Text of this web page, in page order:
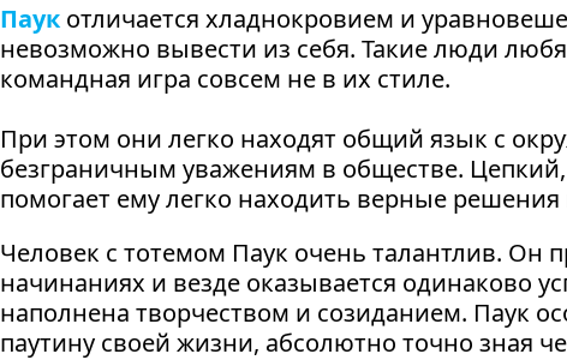
Паук отличается хладнокровием и
невозможно вывести из себя. Такие люди
командная игра совсем не в их стиле.
При этом они легко находят общий язык с
безграничным уважениям в обществе. Цепкий,
помогает ему легко находить верные
Человек с тотемом Паук очень талантлив. Он
начинаниях и везде оказывается одинаково
наполнена творчеством и созиданием. Паук
паутину своей жизни, абсолютно точно зная